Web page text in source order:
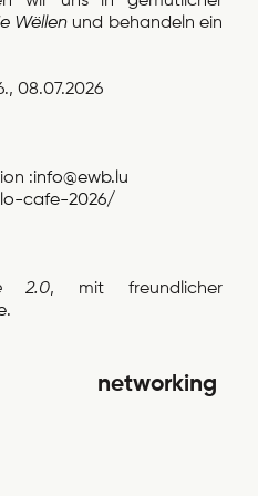
Wëllen und behandeln ein
08.07.2026
:info@ewb.lu
cafe-2026/
2.0, mit freundlicher
.
networking